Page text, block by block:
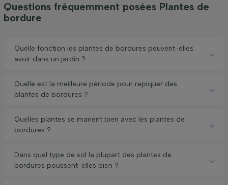
Questions fréquemment posées Plantes de
bordure
Quelle fonction les plantes de bordures peuvent-elles
avoir dans un jardin ?
Quelle est la meilleure période pour repiquer des
plantes de bordures ?
Quelles plantes se marient bien avec les plantes de
bordures ?
Dans quel type de sol la plupart des plantes de
bordures poussent-elles bien ?